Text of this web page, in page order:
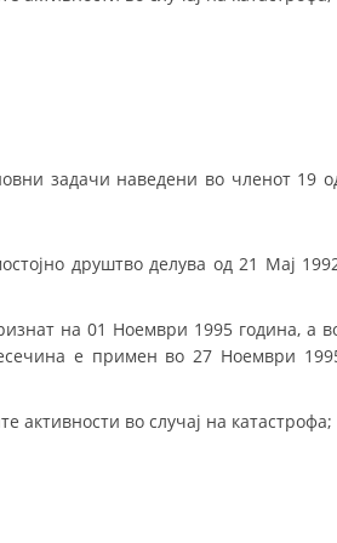
СОРАБОТКА
ЗА БАРАЊА
ПРВА ПОМОШ
ЗА БОЛЕСТИ
задачи наведени во членот 19
друштво делува од 21 Мај
на 01 Ноември 1995 година, а
е примен во 27 Ноември
во случај на катастрофа;